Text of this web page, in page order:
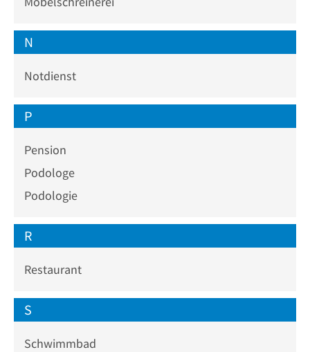
N
Notdienst
P
Pension
Podologe
Podologie
R
Restaurant
S
Schwimmbad